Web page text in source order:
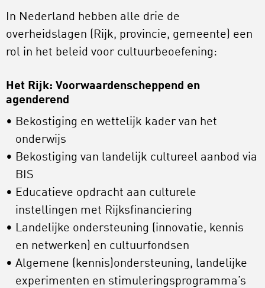
In Nederland hebben alle drie de
overheidslagen (Rijk, provincie, gemeente) een
rol in het beleid voor cultuurbeoefening:
Het Rijk: Voorwaardenscheppend en
agenderend
Bekostiging en wettelijk kader van het
onderwijs
Bekostiging van landelijk cultureel aanbod via
BIS
Educatieve opdracht aan culturele
instellingen met Rijksfinanciering
Landelijke ondersteuning (innovatie, kennis
en netwerken) en cultuurfondsen
Algemene (kennis)ondersteuning, landelijke
experimenten en stimuleringsprogramma’s